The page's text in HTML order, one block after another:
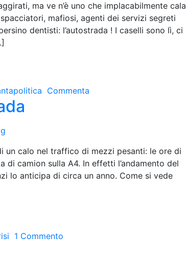
ma ve n’è uno che implacabilmente cala
mafiosi, agenti dei servizi segreti
dentisti: l’autostrada ! I caselli sono lì, ci
Commenta
un calo nel traffico di mezzi pesanti: le ore di
di camion sulla A4. In effetti l’andamento del
lo anticipa di circa un anno. Come si vede
1 Commento